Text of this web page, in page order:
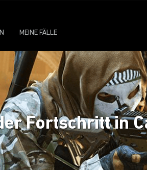
MEINE FÄLLE
Fortschritt in